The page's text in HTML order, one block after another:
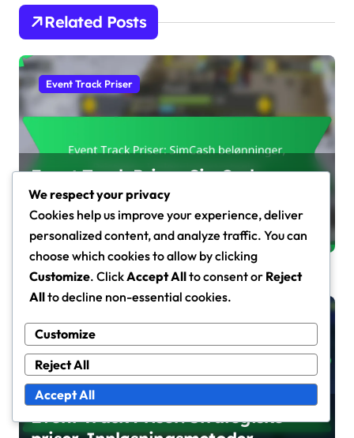
Related Posts
Event Track Priser
Event Track Priser: SimCash
belønninger, Pristyper,
Innløsningsstrategier
Fiona Caldwell Mar 11, 2026
Event Track Priser
Event Track Priser: Strategiske
We respect your privacy
Cookies help us improve your experience, deliver
personalized content, and analyze traffic. You can
choose which cookies to allow by clicking
Customize. ClickAccept Allto consent or Reject
Allto decline non-essential cookies.
Customize
Reject All
Accept All